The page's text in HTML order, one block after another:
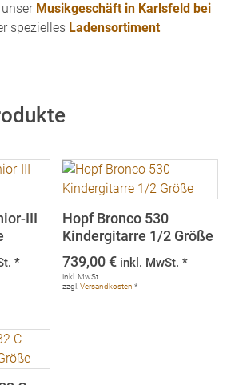
Musikgeschäft in Karlsfeld bei
spezielles Ladensortiment
III
*
Hopf Bronco 530
Kindergitarre 1/2 Größe
739,00€ inkl. MwSt. *
inkl. MwSt.
zzgl.Versandkosten *